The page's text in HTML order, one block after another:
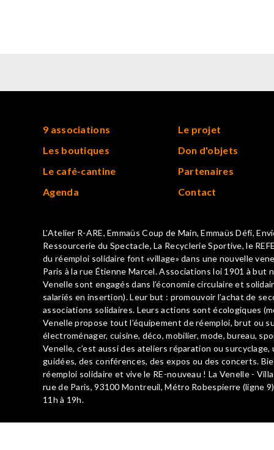
9 associations
Les boutiques
Le café-cantine
Agenda
Le projet
Don d'objets
Partenaires
Contact
L’Atelier R-ARE, Emmaüs Coup de Main, Emmaüs Défi,
Ressourcerie du Spectacle, La Recyclerie Sportive, le
du réemploi solidaire font «village» dans une nouvelle
Paris à la rue Étienne Marcel. Associations loi 1901 à but
Venelle sont engagés dans l’économie circulaire et
salariés en insertion). Leur but : promouvoir l’achat de
associations solidaires. Leurs actions sont écologiques
Venelle propose tout l’équipement de réemploi, brut ou
électroménager, cuisine, déco, mobilier, mode, bureau,
Venelle, c’est aussi des ateliers réparation ou
guidées, des conférences, des expos ou des concerts.
réemploi solidaire et vive le RE-nouveau ! La Venelle -
rue de Paris, 93100 Montreuil, Métro Robespierre (ligne
11h à 19h.